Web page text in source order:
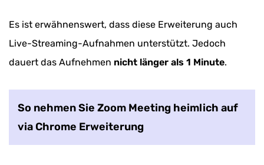
Es ist erwähnenswert, dass diese Erweiterung auch
Live-Streaming-Aufnahmen unterstützt. Jedoch
dauert das Aufnehmen nicht länger als 1 Minute.
So nehmen Sie Zoom Meeting heimlich auf
via Chrome Erweiterung